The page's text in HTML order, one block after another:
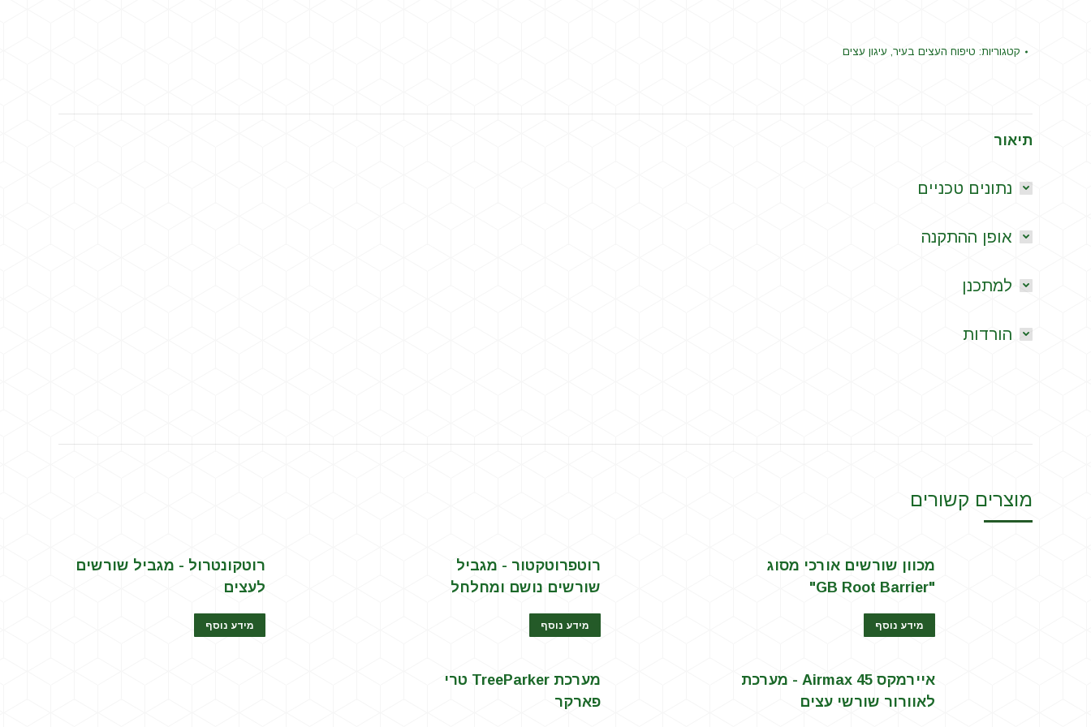
קטגוריות: טיפוח העצים בעיר, עיגון עצים
תיאור
נתונים טכניים
אופן ההתקנה
למתכנן
הורדות
מוצרים קשורים
מכוון שורשים אורכי מסוג
"GB Root Barrier"
מידע נוסף
רוטפרוטקטור - מגביל
שורשים נושם ומחלחל
מידע נוסף
רוטקונטרול - מגביל שורשים
לעצים
מידע נוסף
איירמקס Airmax 45 - מערכת
לאוורור שורשי עצים
מערכת TreeParker טרי
פארקר